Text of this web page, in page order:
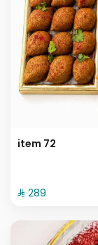
item 72
⁨⁦‪‬ 289⁩